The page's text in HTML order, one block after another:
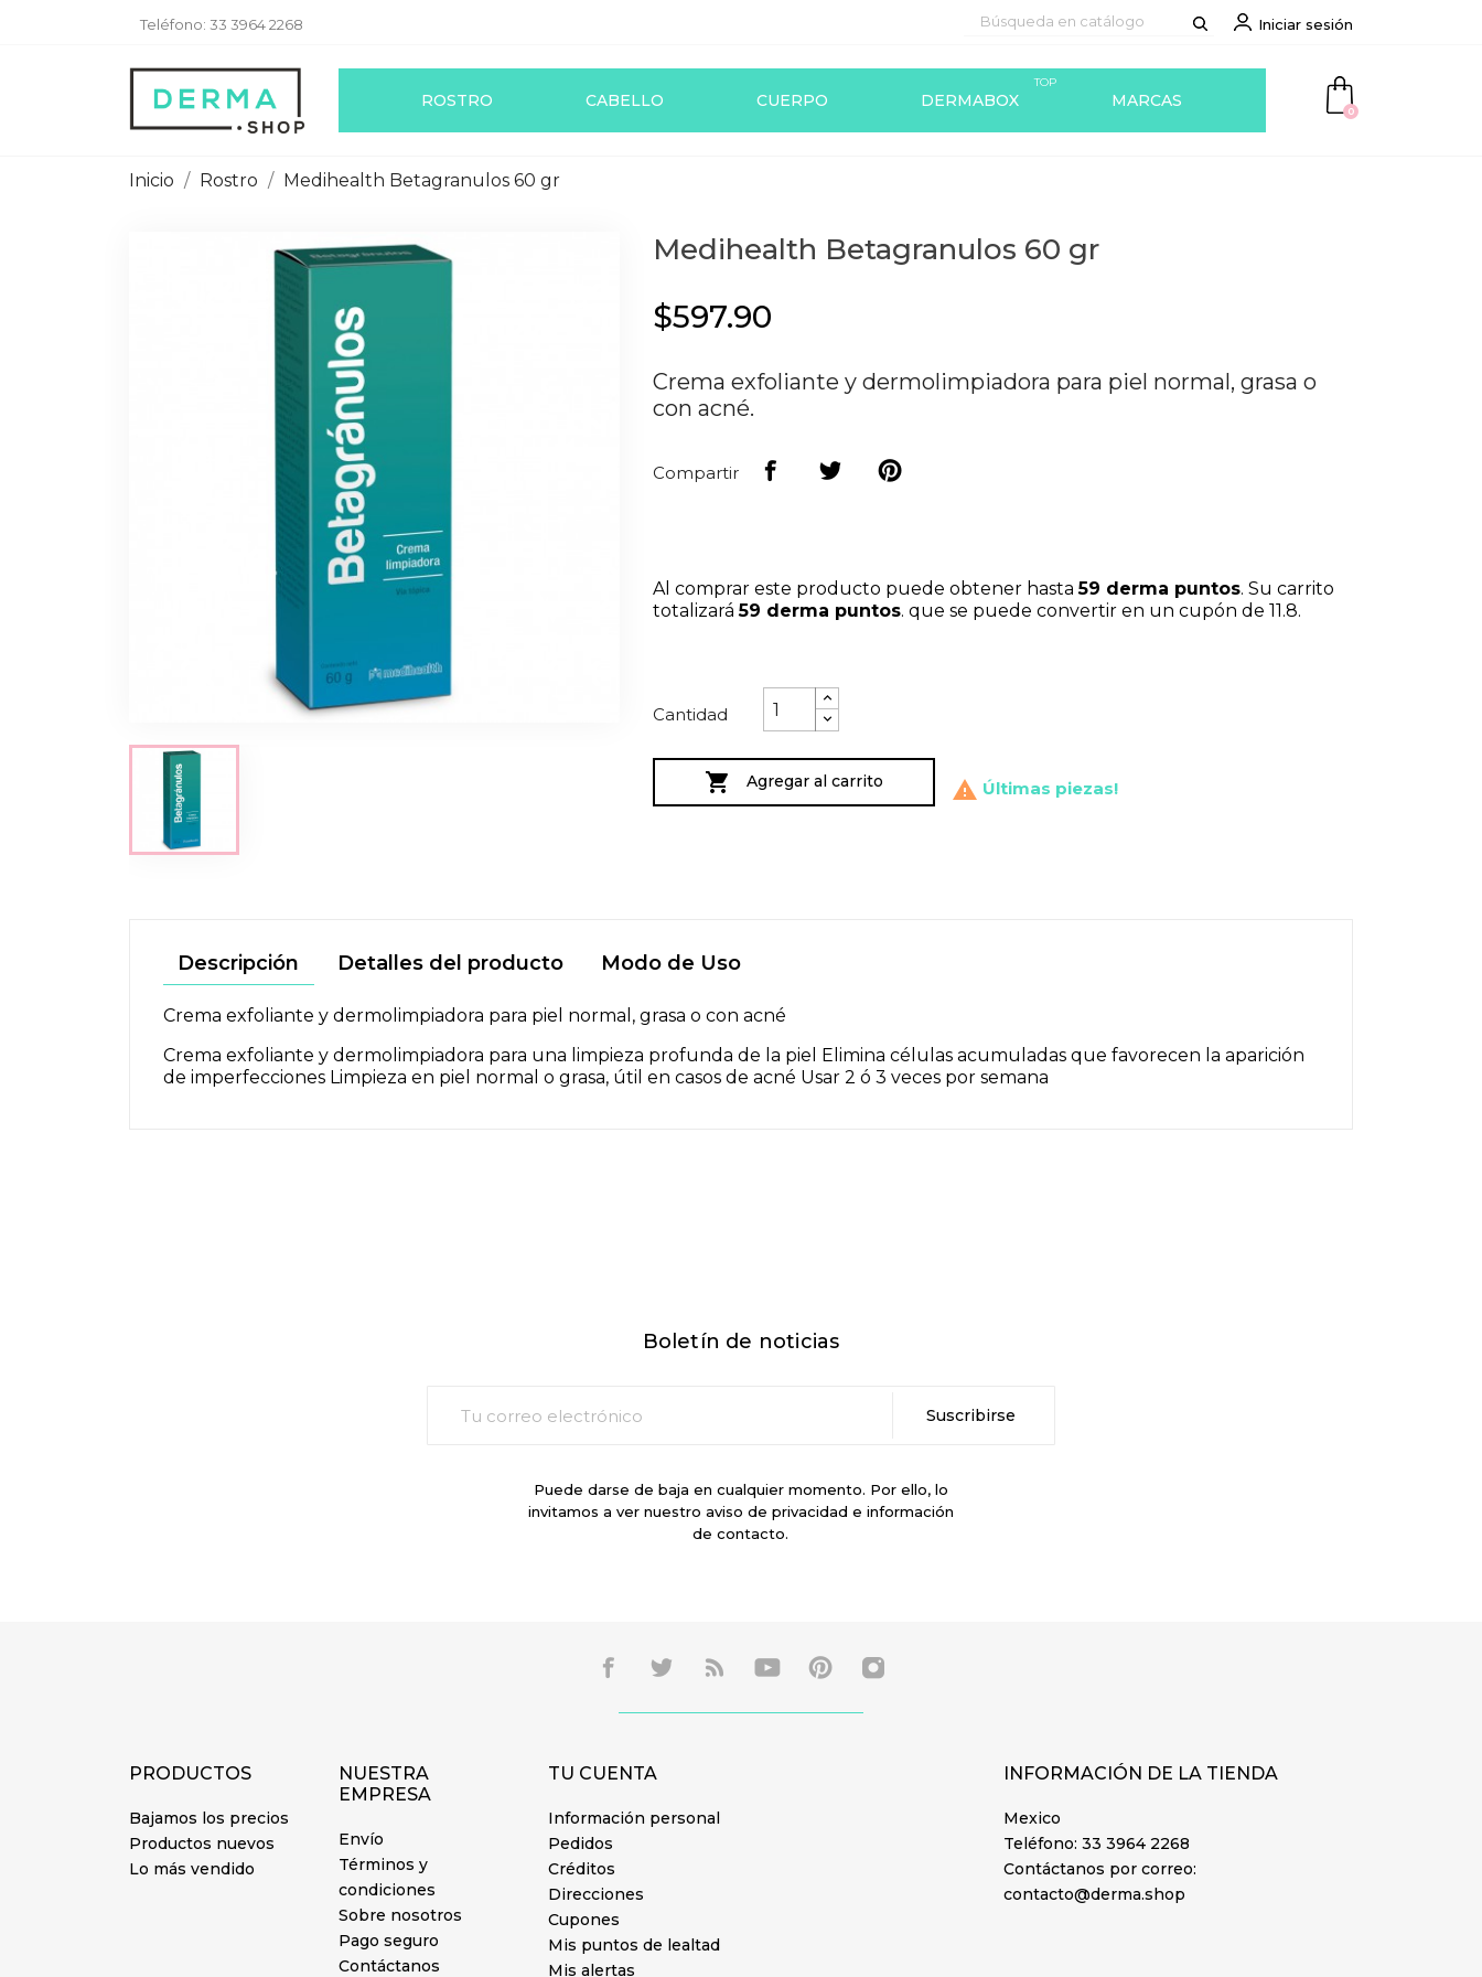
Teléfono: 33 3964 2268 Iniciar sesión
ROSTRO CABELLO CUERPO DERMABOX
TOP
MARCAS
0
Inicio Rostro Medihealth Betagranulos 60 gr
Medihealth Betagranulos 60 gr
$597.90
Crema exfoliante y dermolimpiadora para piel normal, grasa o
con acné.
Compartir
Al comprar este producto puede obtener hasta59 derma puntos. Su carrito
totalizará59 derma puntos. que se puede convertir en un cupón de 11.8.
Cantidad
 Agregar al carrito  Últimas piezas!
Descripción Detalles del producto Modo de Uso
Crema exfoliante y dermolimpiadora para piel normal, grasa o con acné
Crema exfoliante y dermolimpiadora para una limpieza profunda de la piel Elimina células acumuladas que favorecen la aparición
de imperfecciones Limpieza en piel normal o grasa, útil en casos de acné Usar 2 ó 3 veces por semana
Boletín de noticias
Puede darse de baja en cualquier momento. Por ello, lo
invitamos a ver nuestro aviso de privacidad e información
de contacto.
PRODUCTOS
Bajamos los precios
Productos nuevos
Lo más vendido
NUESTRA
EMPRESA
Envío
Términos y
condiciones
Sobre nosotros
Pago seguro
Contáctanos
TU CUENTA
Información personal
Pedidos
Créditos
Direcciones
Cupones
Mis puntos de lealtad
Mis alertas
INFORMACIÓN DE LA TIENDA
Mexico
Teléfono: 33 3964 2268
Contáctanos por correo:
contacto@derma.shop